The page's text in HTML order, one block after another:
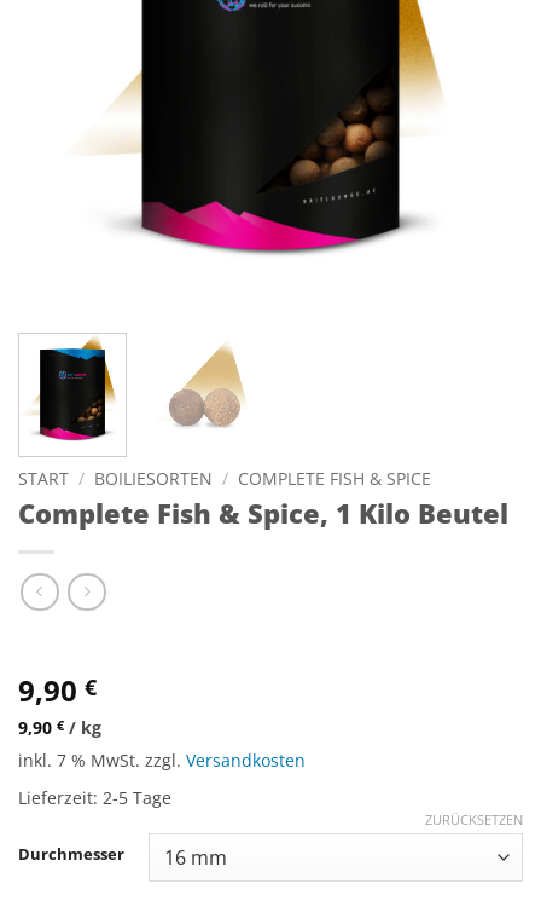
START / BOILIESORTEN / COMPLETE FISH & SPICE
Complete Fish & Spice, 1 Kilo Beutel
9,90 €
9,90 € / kg
inkl. 7 % MwSt. zzgl. Versandkosten
Lieferzeit: 2-5 Tage
Durchmesser
ZURÜCKSETZEN